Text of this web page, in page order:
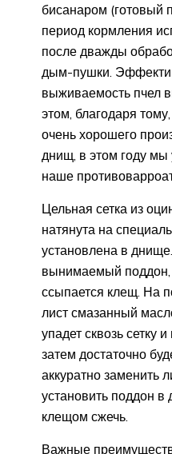
бисанаром (готовый
период кормления
после дважды
дым-пушки.
выживаемость пчел
этом, благодаря
очень хорошего
днищ, в этом году
наше
Цельная сетка из
натянута на
установлена в
вынимаемый поддон,
ссыпается клещ. На
лист смазанный
упадет сквозь сетку
затем достаточно
аккуратно заменить
установить поддон в
клещом сжечь.
Важные